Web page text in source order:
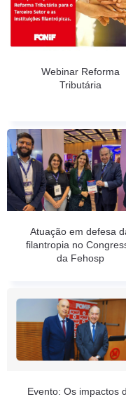
Webinar Reforma
Tributária
Atuação em defesa
filantropia no
da Fehosp
Evento: Os impactos